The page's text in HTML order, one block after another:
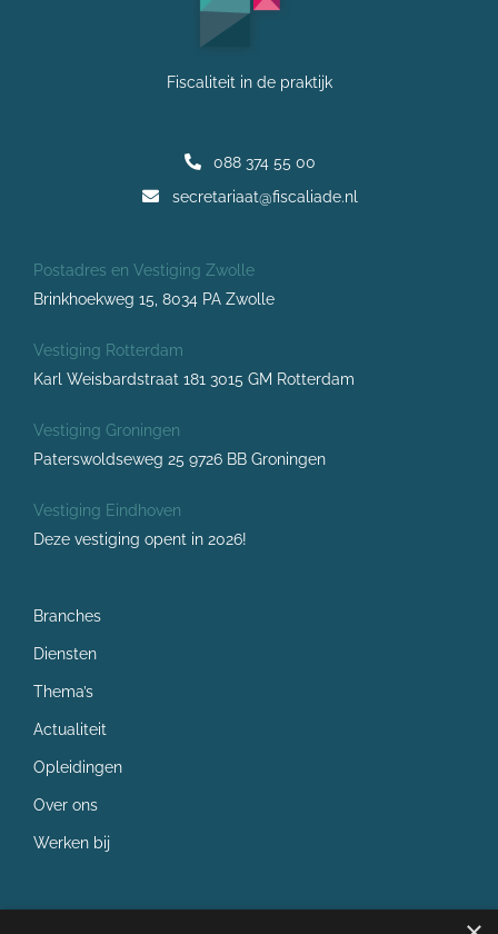
Fiscaliteit in de praktijk
088 374 55 00
secretariaat@fiscaliade.nl
Postadres en Vestiging Zwolle
Brinkhoekweg 15, 8034 PA Zwolle
Vestiging Rotterdam
Karl Weisbardstraat 181 3015 GM Rotterdam
Vestiging Groningen
Paterswoldseweg 25 9726 BB Groningen
Vestiging Eindhoven
Deze vestiging opent in 2026!
Branches
Diensten
Thema’s
Actualiteit
Opleidingen
Over ons
Werken bij